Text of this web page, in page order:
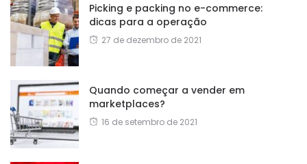
Picking e packing no e-commerce:
dicas para a operação
27 de dezembro de 2021
Quando começar a vender em
marketplaces?
16 de setembro de 2021